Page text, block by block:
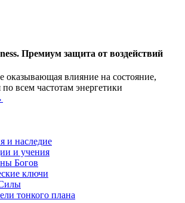
Премиум защита от воздействий
оказывающая влияние на состояние,
всем частотам энергетики
и наследие
и учения
Богов
ключи
тонкого плана